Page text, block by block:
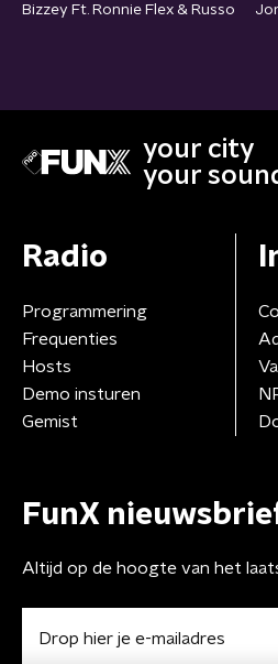
Bizzey Ft. Ronnie Flex & Russo
your city
your
Radio
Programmering
Frequenties
Hosts
Demo insturen
Gemist
FunX
Altijd op de hoogte van het